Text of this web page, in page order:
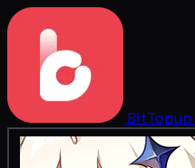
BitTopup